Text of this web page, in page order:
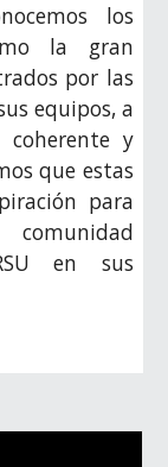
los
la gran
por las
equipos, a
y
que estas
para
en sus